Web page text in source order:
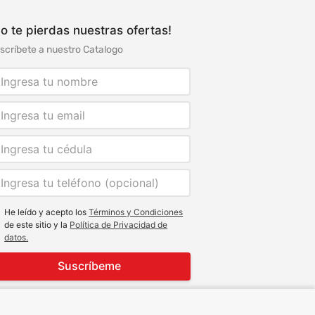
te pierdas nuestras ofertas!
a nuestro Catalogo
He leído y acepto losTérminos y Condiciones
de este sitio y la Política de Privacidad de
datos.
Suscríbeme